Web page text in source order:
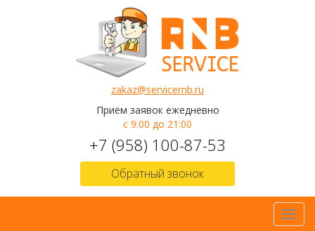
zakaz@servicernb.ru
Приём заявок ежедневно
с 9:00 до 21:00
+7 (958) 100-87-53
Обратный звонок